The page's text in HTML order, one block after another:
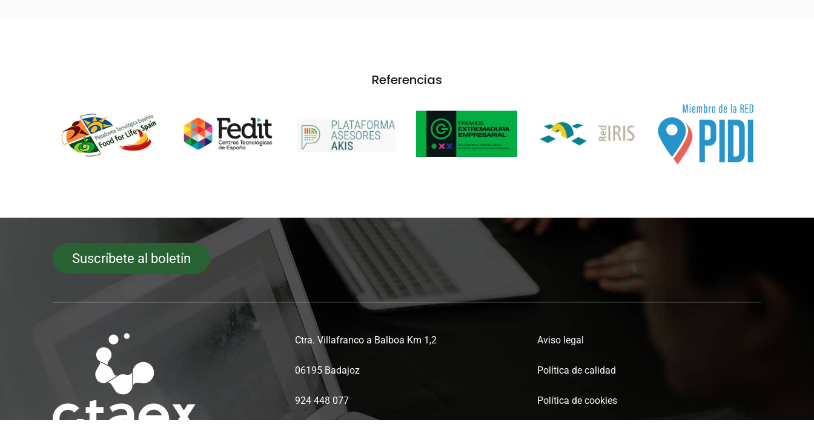
Referencias
Suscríbete al boletín
Ctra. Villafranco a Balboa Km 1,2
06195 Badajoz
924 448 077
Aviso legal
Política de calidad
Política de cookies